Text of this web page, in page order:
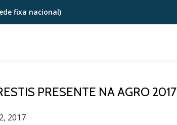
fixa nacional)
PRESENTE NA AGRO 2017
2017